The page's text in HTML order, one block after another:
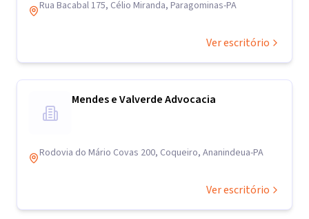
Rua Bacabal 175, Célio Miranda, Paragominas-PA
Ver escritório
Mendes e Valverde Advocacia
Rodovia do Mário Covas 200, Coqueiro, Ananindeua-PA
Ver escritório